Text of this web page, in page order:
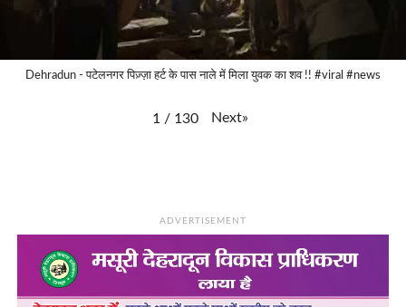
Dehradun - पटेलनगर पिज़्ज़ा हर्ट के पास नाले में मिला युवक का शव !! #viral #news
1 / 130 Next»
ADVERTISEMENT